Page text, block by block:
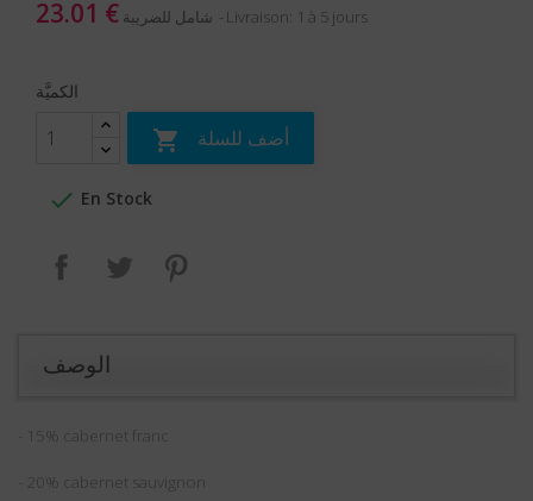
23.01 € Livraison: 1 à 5 jours
الكميَّة
 أضف للسلة
 En Stock
مشاركة تغريدة
الوصف
- 15% cabernet franc
- 20% cabernet sauvignon